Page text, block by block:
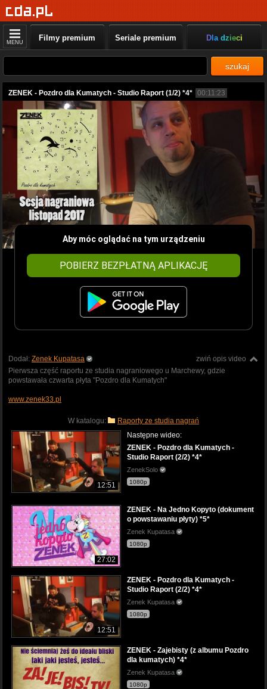
MENU Filmy premium Seriale premium Dla dzieci
szukaj
ZENEK - Pozdro dla Kumatych - Studio Raport (1/2) *4* 00:11:23
Aby móc oglądać na tym urządzeniu
POBIERZ BEZPŁATNĄ APLIKACJĘ
zwiń opis video
Dodał: Zenek Kupatasa
Pierwsza część raportu ze studia nagraniowego u Marchewy, gdzie
powstawała czwarta płyta "Pozdro dla Kumatych"
www.zenek33.pl
W katalogu: Raporty ze studia nagrań
12:51
Następne wideo:
ZENEK - Pozdro dla Kumatych -
Studio Raport (2/2) *4*
ZenekSolo
1080p
27:02
ZENEK - Na Jedno Kopyto (dokument
o powstawaniu płyty) *5*
Zenek Kupatasa
1080p
12:51
ZENEK - Pozdro dla Kumatych -
Studio Raport (2/2) *4*
Zenek Kupatasa
1080p
ZENEK - Zajebisty (z albumu Pozdro
dla kumatych) *4*
Zenek Kupatasa
1080p